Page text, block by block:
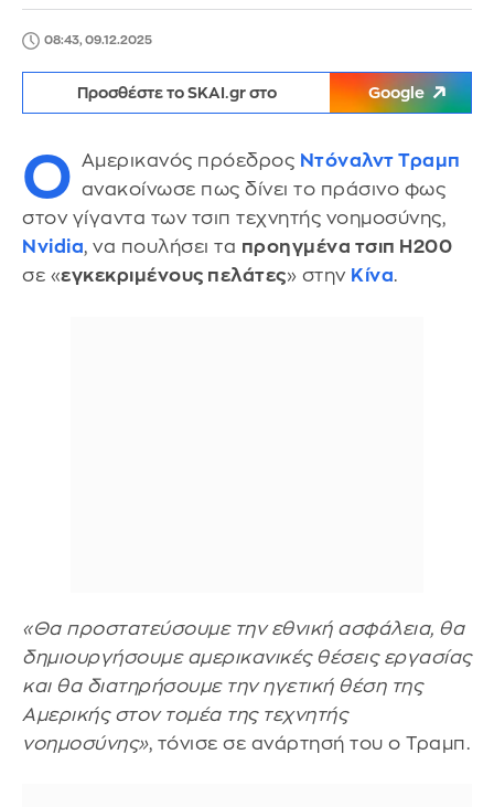
08:43, 09.12.2025
Προσθέστε το SKAI.gr στο Google
Ο Αμερικανός πρόεδρος Ντόναλντ Τραμπ
ανακοίνωσε πως δίνει το πράσινο φως
στον γίγαντα των τσιπ τεχνητής νοημοσύνης,
Nvidia, να πουλήσει τα προηγμένα τσιπ H200
σε «εγκεκριμένους πελάτες» στην Κίνα.
«Θα προστατεύσουμε την εθνική ασφάλεια, θα
δημιουργήσουμε αμερικανικές θέσεις εργασίας
και θα διατηρήσουμε την ηγετική θέση της
Αμερικής στον τομέα της τεχνητής
νοημοσύνης», τόνισε σε ανάρτησή του ο Τραμπ.